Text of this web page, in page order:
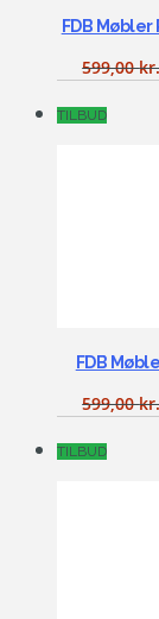
FDB
599,00
TILBUD
FDB
599,00
TILBUD